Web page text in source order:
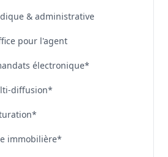
& administrative
pour l'agent
électronique*
diffusion*
immobilière*